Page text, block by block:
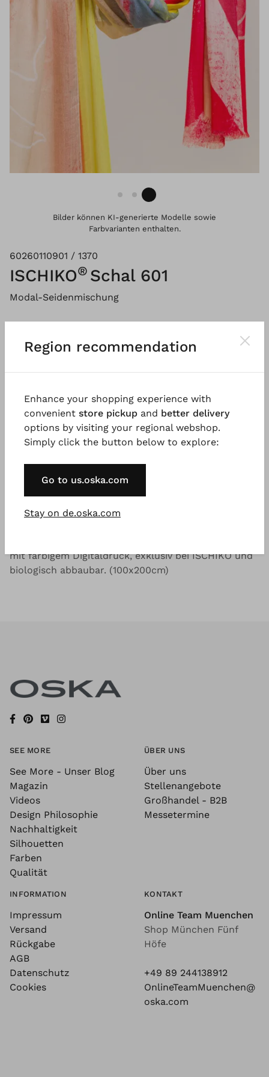
Bilder können KI-generierte Modelle sowie
Farbvarianten enthalten.
60260110901 / 1370
ISCHIKO® Schal 601
Modal-Seidenmischung
Warenkorb hinzuzufügen.
Beschreibung Material & Pflegehinweis
Der einzigartige, duftig leichte Sommerschal aus
einem farbenfrohen, abstrakten Motiv im
Gut zu wissen
mit farbigem Digitaldruck, exklusiv bei ISCHIKO und
biologisch abbaubar. (100x200cm)
SEE MORE
See More - Unser Blog
Magazin
Videos
Design Philosophie
Nachhaltigkeit
Silhouetten
Farben
Qualität
ÜBER UNS
Über uns
Stellenangebote
Großhandel - B2B
Messetermine
INFORMATION
Impressum
Versand
Rückgabe
AGB
Datenschutz
Cookies
KONTAKT
Online Team Muenchen
Shop München Fünf
Höfe
+49 89 244138912
OnlineTeamMuenchen@
oska.com
Region recommendation
Enhance your shopping experience with
convenient store pickup and better delivery
options by visiting your regional webshop.
Simply click the button below to explore:
Go to us.oska.com
Stay on de.oska.com